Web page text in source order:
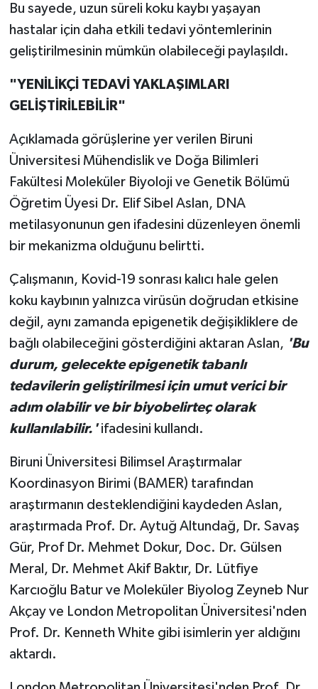
Bu sayede, uzun süreli koku kaybı yaşayan
hastalar için daha etkili tedavi yöntemlerinin
geliştirilmesinin mümkün olabileceği paylaşıldı.
"YENİLİKÇİ TEDAVİ YAKLAŞIMLARI
GELİŞTİRİLEBİLİR"
Açıklamada görüşlerine yer verilen Biruni
Üniversitesi Mühendislik ve Doğa Bilimleri
Fakültesi Moleküler Biyoloji ve Genetik Bölümü
Öğretim Üyesi Dr. Elif Sibel Aslan, DNA
metilasyonunun gen ifadesini düzenleyen önemli
bir mekanizma olduğunu belirtti.
Çalışmanın, Kovid-19 sonrası kalıcı hale gelen
koku kaybının yalnızca virüsün doğrudan etkisine
değil, aynı zamanda epigenetik değişikliklere de
bağlı olabileceğini gösterdiğini aktaran Aslan, 'Bu
durum, gelecekte epigenetik tabanlı
tedavilerin geliştirilmesi için umut verici bir
adım olabilir ve bir biyobelirteç olarak
kullanılabilir.'ifadesini kullandı.
Biruni Üniversitesi Bilimsel Araştırmalar
Koordinasyon Birimi (BAMER) tarafından
araştırmanın desteklendiğini kaydeden Aslan,
araştırmada Prof. Dr. Aytuğ Altundağ, Dr. Savaş
Gür, Prof Dr. Mehmet Dokur, Doc. Dr. Gülsen
Meral, Dr. Mehmet Akif Baktır, Dr. Lütfiye
Karcıoğlu Batur ve Moleküler Biyolog Zeyneb Nur
Akçay ve London Metropolitan Üniversitesi'nden
Prof. Dr. Kenneth White gibi isimlerin yer aldığını
aktardı.